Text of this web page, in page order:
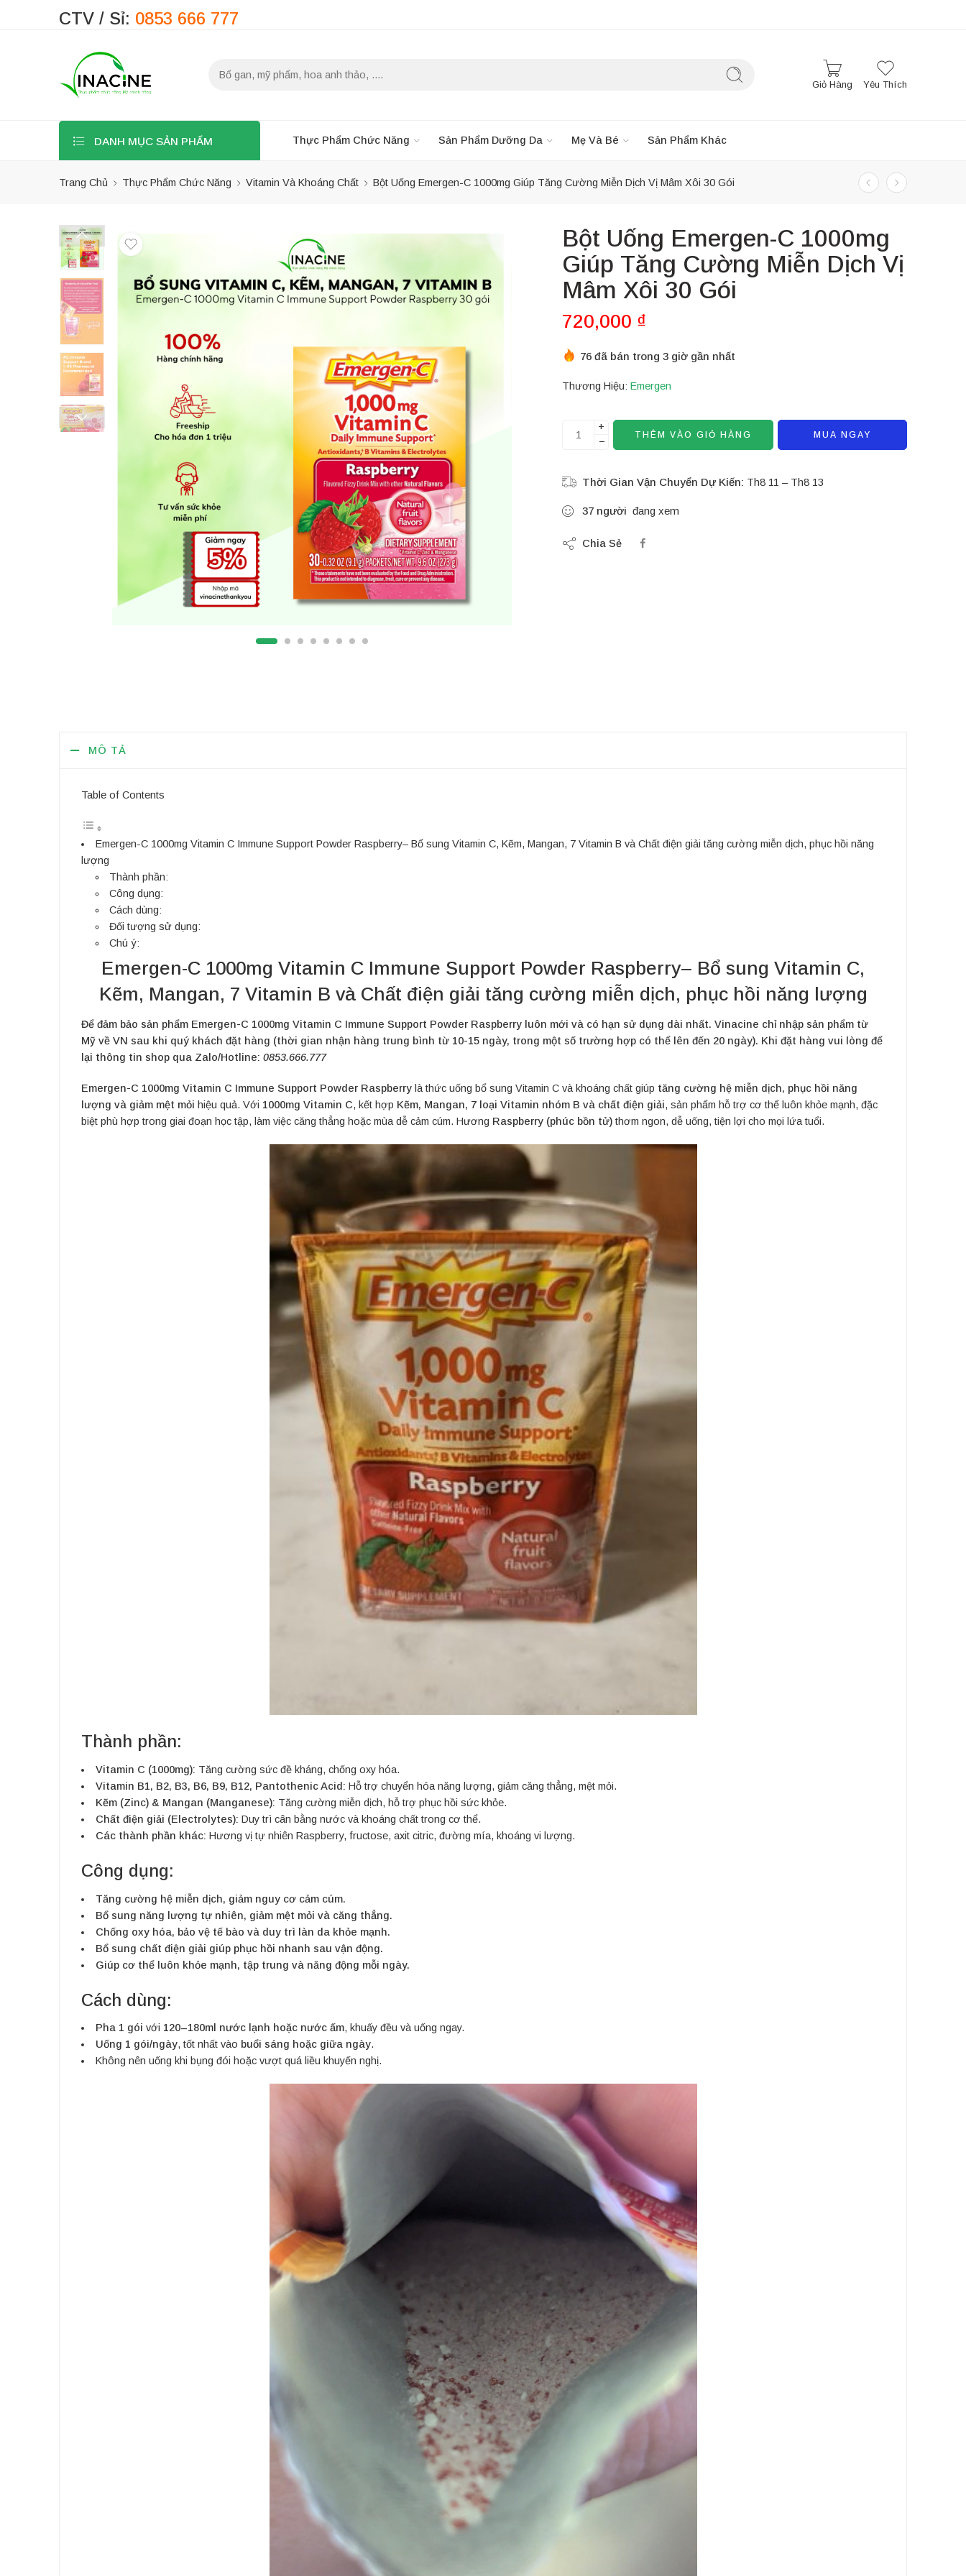
CTV / Sỉ: 0853 666 777
Giỏ Hàng Yêu Thích
DANH MỤC SẢN PHẨM Thực Phẩm Chức Năng Sản Phẩm Dưỡng Da Mẹ Và Bé Sản Phẩm Khác
Trang Chủ Thực Phẩm Chức Năng Vitamin Và Khoáng Chất Bột Uống Emergen-C 1000mg Giúp Tăng Cường Miễn Dịch Vị Mâm Xôi 30 Gói
Bột Uống Emergen-C 1000mg
Giúp Tăng Cường Miễn Dịch Vị
Mâm Xôi 30 Gói
720,000 ₫
76 đã bán trong 3 giờ gần nhất
Thương Hiệu: Emergen
+
−
THÊM VÀO GIỎ HÀNG MUA NGAY
Thời Gian Vận Chuyển Dự Kiến: Th8 11 – Th8 13
37 người đang xem
Chia Sẻ
MÔ TẢ
Table of Contents
Emergen-C 1000mg Vitamin C Immune Support Powder Raspberry– Bổ sung Vitamin C, Kẽm, Mangan, 7 Vitamin B và Chất điện giải tăng cường miễn dịch, phục hồi năng
lượng
Thành phần:
Công dụng:
Cách dùng:
Đối tượng sử dụng:
Chú ý:
Emergen-C 1000mg Vitamin C Immune Support Powder Raspberry– Bổ sung Vitamin C,
Kẽm, Mangan, 7 Vitamin B và Chất điện giải tăng cường miễn dịch, phục hồi năng lượng
Để đảm bảo sản phẩm Emergen-C 1000mg Vitamin C Immune Support Powder Raspberry luôn mới và có hạn sử dụng dài nhất. Vinacine chỉ nhập sản phẩm từ
Mỹ về VN sau khi quý khách đặt hàng (thời gian nhận hàng trung bình từ 10-15 ngày, trong một số trường hợp có thể lên đến 20 ngày). Khi đặt hàng vui lòng để
lại thông tin shop qua Zalo/Hotline: 0853.666.777
Emergen-C 1000mg Vitamin C Immune Support Powder Raspberry là thức uống bổ sung Vitamin C và khoáng chất giúp tăng cường hệ miễn dịch, phục hồi năng
lượng và giảm mệt mỏi hiệu quả. Với 1000mg Vitamin C, kết hợp Kẽm, Mangan, 7 loại Vitamin nhóm B và chất điện giải, sản phẩm hỗ trợ cơ thể luôn khỏe mạnh, đặc
biệt phù hợp trong giai đoạn học tập, làm việc căng thẳng hoặc mùa dễ cảm cúm. Hương Raspberry (phúc bồn tử)thơm ngon, dễ uống, tiện lợi cho mọi lứa tuổi.
Thành phần:
Vitamin C (1000mg): Tăng cường sức đề kháng, chống oxy hóa.
Vitamin B1, B2, B3, B6, B9, B12, Pantothenic Acid: Hỗ trợ chuyển hóa năng lượng, giảm căng thẳng, mệt mỏi.
Kẽm (Zinc) & Mangan (Manganese): Tăng cường miễn dịch, hỗ trợ phục hồi sức khỏe.
Chất điện giải (Electrolytes): Duy trì cân bằng nước và khoáng chất trong cơ thể.
Các thành phần khác: Hương vị tự nhiên Raspberry, fructose, axit citric, đường mía, khoáng vi lượng.
Công dụng:
Tăng cường hệ miễn dịch, giảm nguy cơ cảm cúm.
Bổ sung năng lượng tự nhiên, giảm mệt mỏi và căng thẳng.
Chống oxy hóa, bảo vệ tế bào và duy trì làn da khỏe mạnh.
Bổ sung chất điện giải giúp phục hồi nhanh sau vận động.
Giúp cơ thể luôn khỏe mạnh, tập trung và năng động mỗi ngày.
Cách dùng:
Pha 1 gói với 120–180ml nước lạnh hoặc nước ấm, khuấy đều và uống ngay.
Uống 1 gói/ngày, tốt nhất vào buổi sáng hoặc giữa ngày.
Không nên uống khi bụng đói hoặc vượt quá liều khuyến nghị.